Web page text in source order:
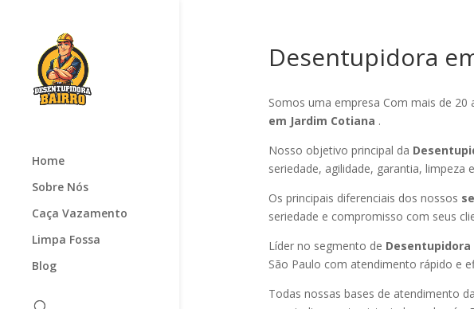
Home
Sobre Nós
Caça Vazamento
Limpa Fossa
Blog
Desentupidora
Somos uma empresa Com mais de 20
em Jardim Cotiana .
Nosso objetivo principal da
seriedade, agilidade, garantia, limpeza
Os principais diferenciais dos nossos
seriedade e compromisso com seus
Líder no segmento de Desentupidora
São Paulo com atendimento rápido e
Todas nossas bases de atendimento da